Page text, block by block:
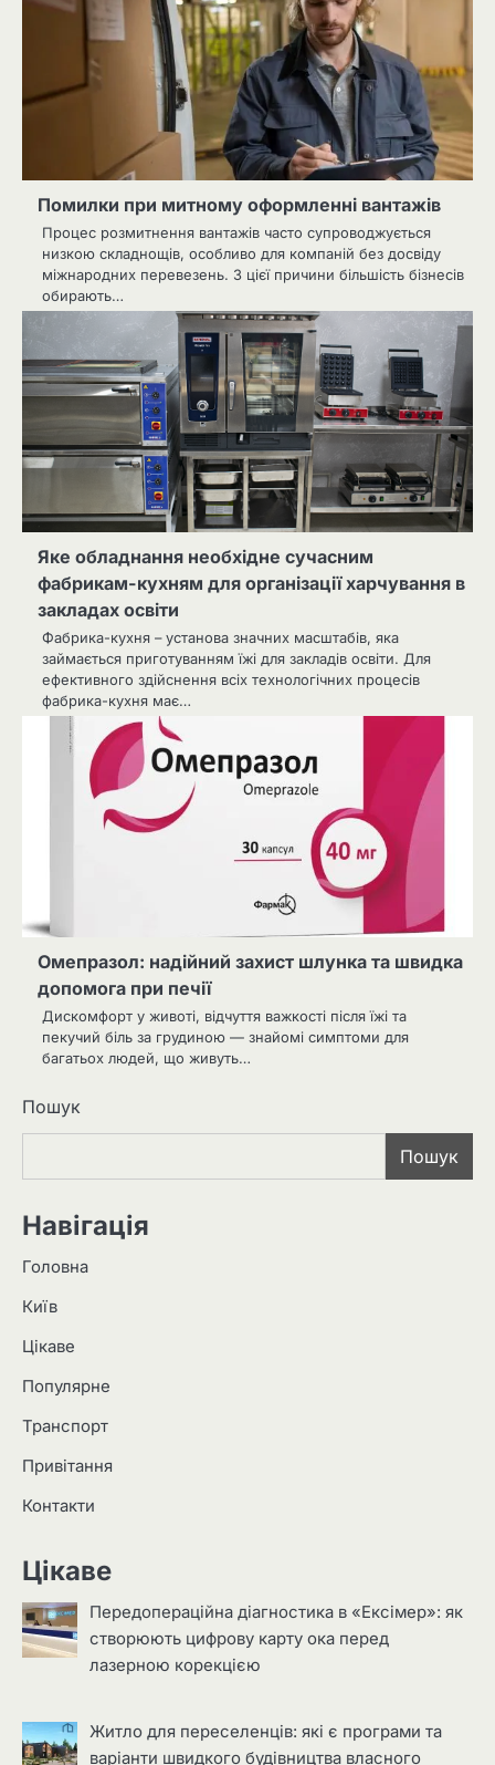
Помилки при митному оформленні вантажів
Процес розмитнення вантажів часто супроводжується
низкою складнощів, особливо для компаній без досвіду
міжнародних перевезень. З цієї причини більшість бізнесів
обирають…
Яке обладнання необхідне сучасним
фабрикам-кухням для організації харчування в
закладах освіти
Фабрика-кухня – установа значних масштабів, яка
займається приготуванням їжі для закладів освіти. Для
ефективного здійснення всіх технологічних процесів
фабрика-кухня має…
Омепразол: надійний захист шлунка та швидка
допомога при печії
Дискомфорт у животі, відчуття важкості після їжі та
пекучий біль за грудиною — знайомі симптоми для
багатьох людей, що живуть…
Пошук
Пошук
Навігація
Головна
Київ
Цікаве
Популярне
Транспорт
Привітання
Контакти
Цікаве
Передопераційна діагностика в «Ексімер»: як
створюють цифрову карту ока перед
лазерною корекцією
Житло для переселенців: які є програми та
варіанти швидкого будівництва власного